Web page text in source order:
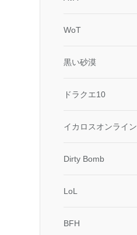
WoT
黒い砂漠
ドラクエ10
イカロスオンライン
Dirty Bomb
LoL
BFH